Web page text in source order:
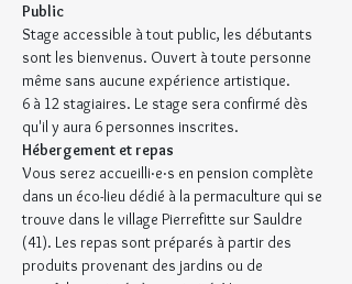
Public
Stage accessible à tout public, les débutants
sont les bienvenus. Ouvert à toute personne
même sans aucune expérience artistique.
6 à 12 stagiaires. Le stage sera confirmé dès
qu'il y aura 6 personnes inscrites.
Hébergement et repas
Vous serez accueilli‧e‧s en pension complète
dans un éco-lieu dédié à la permaculture qui se
trouve dans le village Pierrefitte sur Sauldre
(41). Les repas sont préparés à partir des
produits provenant des jardins ou de